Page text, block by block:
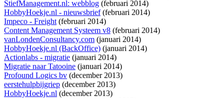
StiefManagement.nl: webblog (februari 2014)
HobbyHoekje.nl - nieuwsbrief(februari 2014)
Impeco - Freight(februari 2014)
Content Management Systeem v8 (februari 2014)
vanLondenConsultancy.com (januari 2014)
HobbyHoekje.nl (BackOffice) (januari 2014)
Actionlabs - migratie (januari 2014)
Migratie naar Tatooine (januari 2014)
Profound Logics bv (december 2013)
eerstehulpbijgriep (december 2013)
HobbyHoekje.nl (december 2013)